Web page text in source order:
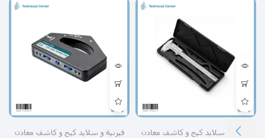
فيرنية و سلايد كيج و كاشف معادن فيرنية و سلايد كيج و كاشف معادن